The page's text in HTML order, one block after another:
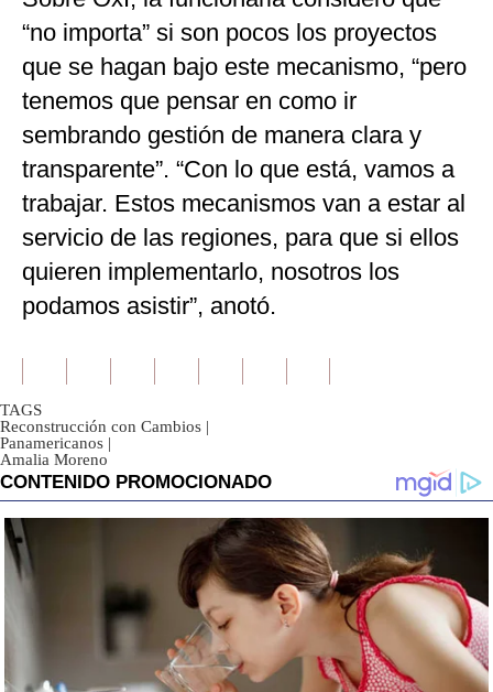
“no importa” si son pocos los proyectos
que se hagan bajo este mecanismo, “pero
tenemos que pensar en como ir
sembrando gestión de manera clara y
transparente”. “Con lo que está, vamos a
trabajar. Estos mecanismos van a estar al
servicio de las regiones, para que si ellos
quieren implementarlo, nosotros los
podamos asistir”, anotó.
TAGS
Reconstrucción con Cambios |
Panamericanos |
Amalia Moreno